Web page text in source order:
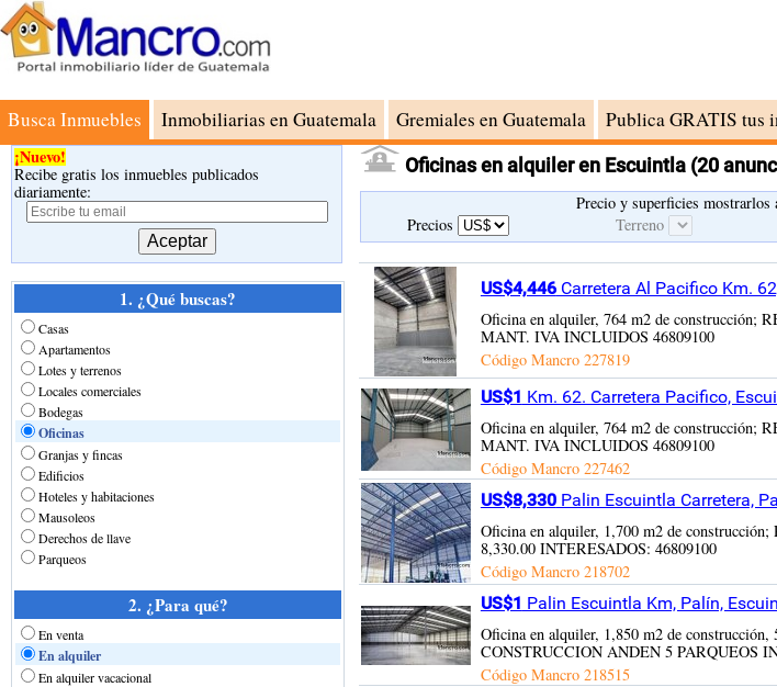
Busca Inmuebles Inmobiliarias en Guatemala Gremiales en Guatemala Publica GRATIS tus
Oficinas en alquiler en Escuintla (20
Precio y superficies mostrarlos
Precios
Terreno
US$4,446Carretera Al Pacifico Km.
Oficina en alquiler, 764 m2 de
MANT. IVA INCLUIDOS 46809100
Código Mancro 227819
US$1 Km. 62. Carretera Pacifico,
Oficina en alquiler, 764 m2 de
MANT. IVA INCLUIDOS 46809100
Código Mancro 227462
US$8,330Palin Escuintla Carretera,
Oficina en alquiler, 1,700 m2 de
8,330.00 INTERESADOS: 46809100
Código Mancro 218702
US$1 Palin Escuintla Km, Palín,
Oficina en alquiler, 1,850 m2 de
CONSTRUCCION ANDEN 5 PARQUEOS
Código Mancro 218515
¡Nuevo!
Recibe gratis los inmuebles publicados
diariamente:
1. ¿Qué buscas?
Casas
Apartamentos
Lotes y terrenos
Locales comerciales
Bodegas
Oficinas
Granjas y fincas
Edificios
Hoteles y habitaciones
Mausoleos
Derechos de llave
Parqueos
2. ¿Para qué?
En venta
En alquiler
En alquiler vacacional